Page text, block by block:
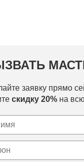
заявку прямо
скидку 20% на